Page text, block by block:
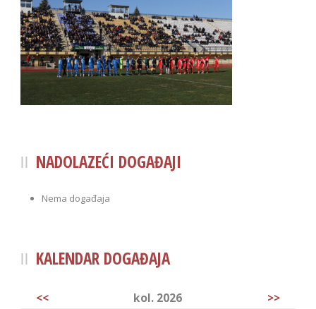
NADOLAZEĆI DOGAĐAJI
Nema događaja
KALENDAR DOGAĐAJA
<< kol. 2026 >>